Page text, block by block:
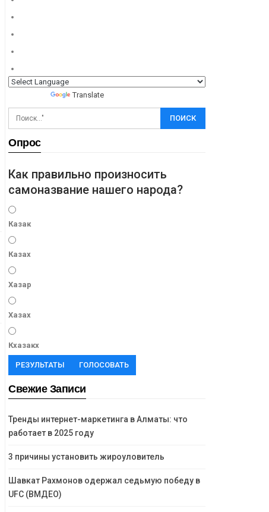
Translate
Опрос
Как правильно произносить
самоназвание нашего народа?
Казак
Казах
Хазар
Хазах
Кхазакх
РЕЗУЛЬТАТЫ ГОЛОСОВАТЬ
Свежие Записи
Тренды интернет-маркетинга в Алматы: что
работает в 2025 году
3 причины установить жироуловитель
Шавкат Рахмонов одержал седьмую победу в
UFC (ВМДЕО)